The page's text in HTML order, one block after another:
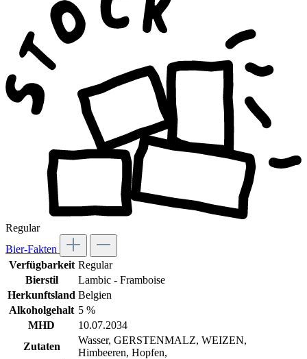
Regular
Bier-Fakten
Verfügbarkeit Regular
Bierstil
Lambic - Framboise
Herkunftsland Belgien
Alkoholgehalt 5 %
MHD
10.07.2034
Zutaten
Wasser, GERSTENMALZ, WEIZEN,
Himbeeren, Hopfen,